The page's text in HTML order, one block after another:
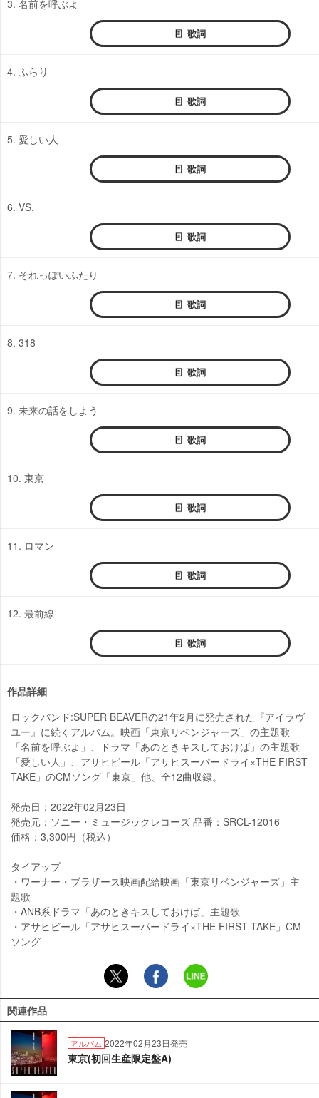
3. 名前を呼ぶよ
歌詞
4. ふらり
歌詞
5. 愛しい人
歌詞
6. VS.
歌詞
7. それっぽいふたり
歌詞
8. 318
歌詞
9. 未来の話をしよう
歌詞
10. 東京
歌詞
11. ロマン
歌詞
12. 最前線
歌詞
作品詳細
ロックバンド:SUPER BEAVERの21年2月に発売された『アイラヴ
ユー』に続くアルバム。映画「東京リベンジャーズ」の主題歌
「名前を呼ぶよ」、ドラマ「あのときキスしておけば」の主題歌
「愛しい人」、アサヒビール「アサヒスーパードライ×THE FIRST
TAKE」のCMソング「東京」他、全12曲収録。
発売日：2022年02月23日
発売元：ソニー・ミュージックレコーズ 品番：SRCL-12016
価格：3,300円（税込）
タイアップ
・ワーナー・ブラザース映画配給映画「東京リベンジャーズ」主
題歌
・ANB系ドラマ「あのときキスしておけば」主題歌
・アサヒビール「アサヒスーパードライ×THE FIRST TAKE」CM
ソング
関連作品
アルバム 2022年02月23日発売
東京(初回生産限定盤A)